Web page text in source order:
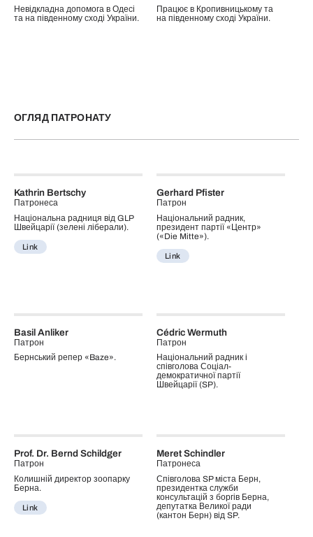
Невідкладна допомога в Одесі
та на південному сході України.
Працює в Кропивницькому та
на південному сході України.
ОГЛЯД ПАТРОНАТУ
Kathrin Bertschy
Патронеса
Національна радниця від GLP
Швейцарії (зелені ліберали).
Link
Gerhard Pfister
Патрон
Національний радник,
президент партії «Центр»
(«Die Mitte»).
Link
Basil Anliker
Патрон
Бернський репер «Baze».
Cédric Wermuth
Патрон
Національний радник і
співголова Соціал-
демократичної партії
Швейцарії (SP).
Prof. Dr. Bernd Schildger
Патрон
Колишній директор зоопарку
Берна.
Link
Meret Schindler
Патронеса
Співголова SP міста Берн,
президентка служби
консультацій з боргів Берна,
депутатка Великої ради
(кантон Берн) від SP.